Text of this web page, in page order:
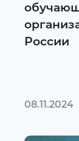
России
08.11.2024